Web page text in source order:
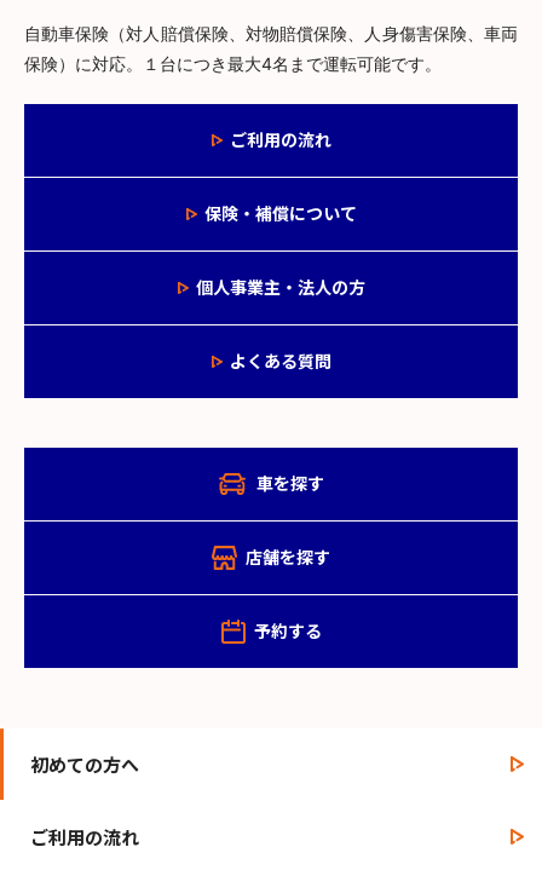
自動車保険（対人賠償保険、対物賠償保険、人身傷害保険、車両
保険）に対応。１台につき最大4名まで運転可能です。
ご利用の流れ
保険・補償について
個人事業主・法人の方
よくある質問
車を探す
店舗を探す
予約する
初めての方へ
ご利用の流れ